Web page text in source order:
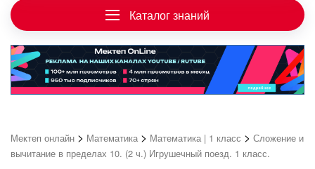
Каталог знаний
Мектеп онлайн > Математика > Математика | 1 класс > Сложение и
вычитание в пределах 10. (2 ч.) Игрушечный поезд. 1 класс.